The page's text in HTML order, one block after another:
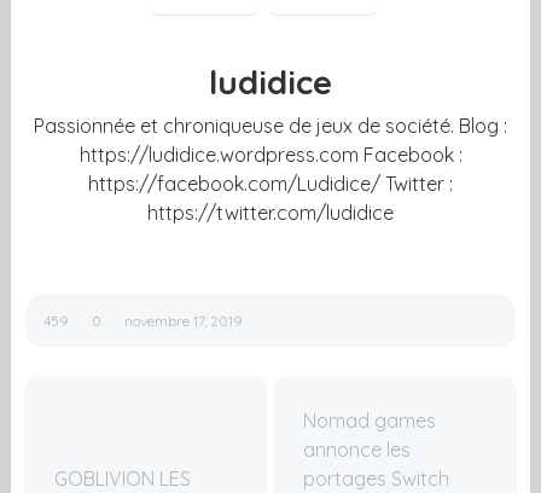
ludidice
Passionnée et chroniqueuse de jeux de société. Blog :
https://ludidice.wordpress.com Facebook :
https://facebook.com/Ludidice/ Twitter :
https://twitter.com/ludidice
459 0 novembre 17, 2019
GOBLIVION LES
Nomad games
annonce les
portages Switch